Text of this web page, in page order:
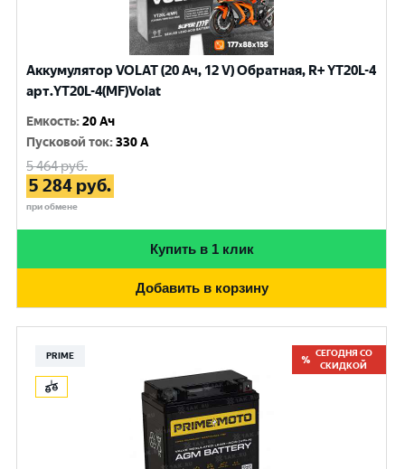
Аккумулятор VOLAT (20 Ач, 12 V) Обратная, R+ YT20L-4
арт.YT20L-4(MF)Volat
Емкость:20 Ач
Пусковой ток:330 A
5 464руб.
5 284 руб.
при обмене
Купить в 1 клик
Добавить в корзину
PRIME
СЕГОДНЯ СО
СКИДКОЙ